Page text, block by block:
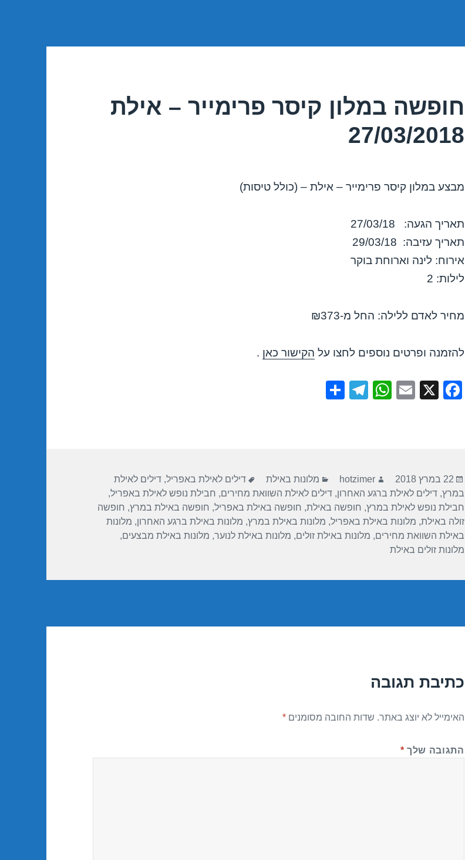
חופשה במלון קיסר פרימייר – אילת
27/03/2018
מבצע במלון קיסר פרימייר – אילת – (כולל טיסות)
תאריך הגעה: 27/03/18
תאריך עזיבה: 29/03/18
אירוח: לינה וארוחת בוקר
לילות: 2
מחיר לאדם ללילה: החל מ-₪373
להזמנה ופרטים נוספים לחצו על הקישור כאן .
F
o
o
k
X
E
W
p
p
T
m
פורסם
בתאריך
22 במרץ 2018 מחבר
hotzimer קטגוריות
מלונות באילת תגיות
דילים לאילת באפריל,דילים לאילת
במרץ,דילים לאילת ברגע האחרון,דילים לאילת השוואת מחירים, חבילת נופש לאילת באפריל,
חבילת נופש לאילת במרץ, חופשה באילת, חופשה באילת באפריל, חופשה באילת במרץ, חופשה
זולה באילת, מלונות באילת באפריל, מלונות באילת במרץ, מלונות באילת ברגע האחרון, מלונות
באילת השוואת מחירים, מלונות באילת זולים, מלונות באילת לנוער, מלונות באילת מבצעים,
מלונות זולים באילת
כתיבת תגובה
האימייל לא יוצג באתר. שדות החובה מסומנים*
התגובה שלך *